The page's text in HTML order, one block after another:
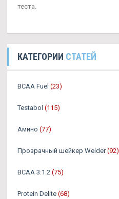
теста.
КАТЕГОРИИ СТАТЕЙ
BCAA Fuel (23)
Testabol (115)
Амино (77)
Прозрачный шейкер Weider (92)
BCAA 3:1:2 (75)
Protein Delite (68)